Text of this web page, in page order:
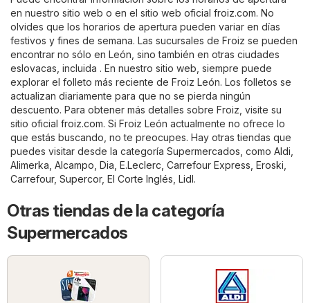
en nuestro sitio web o en el sitio web oficial froiz.com. No
olvides que los horarios de apertura pueden variar en días
festivos y fines de semana. Las sucursales de Froiz se pueden
encontrar no sólo en León, sino también en otras ciudades
eslovacas, incluida . En nuestro sitio web, siempre puede
explorar el folleto más reciente de Froiz León. Los folletos se
actualizan diariamente para que no se pierda ningún
descuento. Para obtener más detalles sobre Froiz, visite su
sitio oficial froiz.com. Si Froiz León actualmente no ofrece lo
que estás buscando, no te preocupes. Hay otras tiendas que
puedes visitar desde la categoría Supermercados , como Aldi
Alimerka Alcampo Dia E.Leclerc Carrefour Express Eroski
Carrefour, Supercor, El Corte Inglés Lidl.
Otras tiendas de la categoría
Supermercados